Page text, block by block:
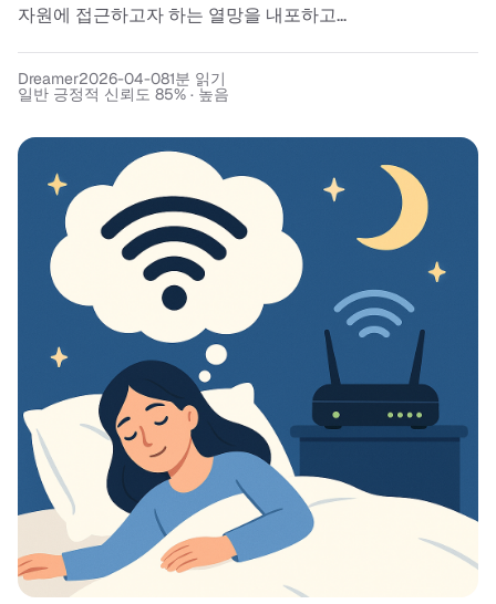
자원에 접근하고자 하는 열망을 내포하고...
Dreamer2026-04-081분 읽기
일반 긍정적 신뢰도 85% · 높음